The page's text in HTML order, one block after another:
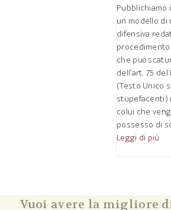
Pubblichiamo
un modello di
difensiva
che può
dell’art. 75
(Testo Unico
stupefacenti)
colui che
possesso di
Leggi di più
Vuoi avere la migliore